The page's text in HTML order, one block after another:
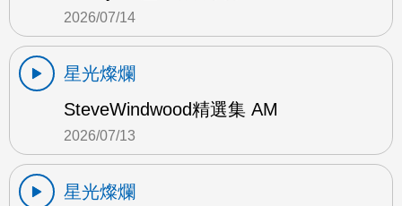
2026/07/14
星光燦爛
SteveWindwood精選集 AM
2026/07/13
星光燦爛